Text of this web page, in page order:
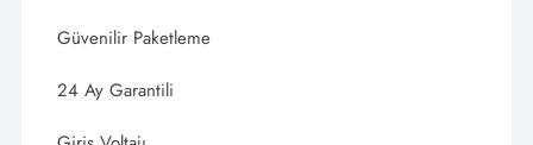
Güvenilir Paketleme
24 Ay Garantili